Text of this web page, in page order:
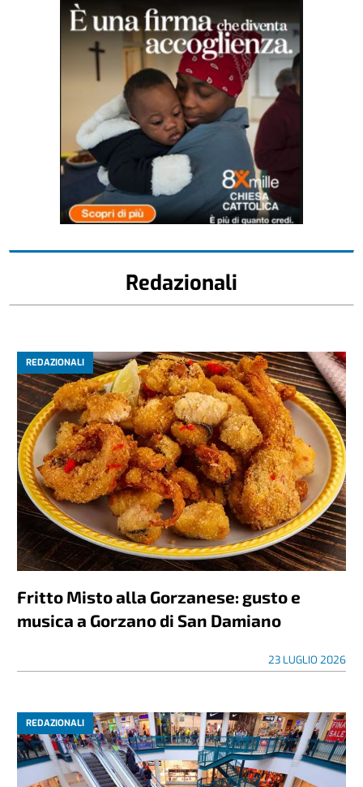
Redazionali
REDAZIONALI
Fritto Misto alla Gorzanese: gusto e
musica a Gorzano di San Damiano
23 LUGLIO 2026
REDAZIONALI